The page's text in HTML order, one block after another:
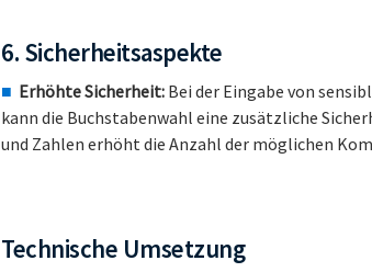
6. Sicherheitsaspekte
Erhöhte Sicherheit: Bei der Eingabe von
kann die Buchstabenwahl eine zusätzliche
und Zahlen erhöht die Anzahl der möglichen
Technische Umsetzung